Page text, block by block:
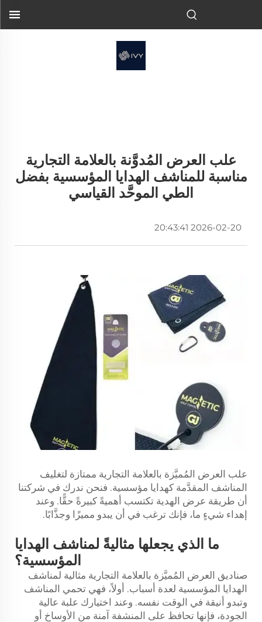
علب العرض المُدوَّنة بالعلامة التجارية
مناسبة للمناشف الهدايا المؤسسية بفضل
الطي الموحَّد القياسي
2026-02-20 20:43:41
علب العرض المُميَّزة بالعلامة التجارية ممتازة لتغليف
المناشف المقدَّمة كهدايا مؤسسية. فنحن ندرك في شركتنا
أن طريقة عرض الهدية تكتسب أهميةً كبيرةً حقًّا. وعند
إهداء شيءٍ ما، فإنك ترغب في أن يبدو مميزًا وجذَّابًا.
ما الذي يجعلها مثاليةً لمناشف الهدايا
المؤسسية؟
صناديق العرض المُميَّزة بالعلامة التجارية مثالية لمناشف
الهدايا المؤسسية لعدة أسباب. أولاً، فهي تحمي المناشف
وتبدو أنيقة في الوقت نفسه. وعند اختيارك علبة عالية
الجودة، فإنها تحافظ على المنشفة آمنة من الأوساخ أو